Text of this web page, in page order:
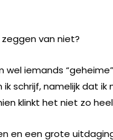
zeggen van niet?
wel iemands
schrijf, namelijk dat
klinkt het niet zo
en een grote